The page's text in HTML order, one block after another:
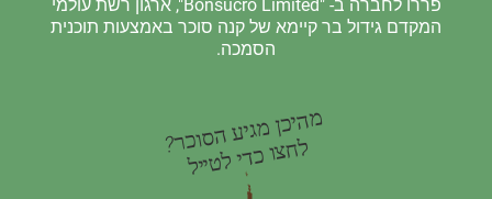
פררו לחברה ב- "Bonsucro Limited", ארגון רשת עולמי
המקדם גידול בר קיימא של קנה סוכר באמצעות תוכנית
הסמכה.
מהיכן מגיע הסוכר?
לחצו כדי לטייל